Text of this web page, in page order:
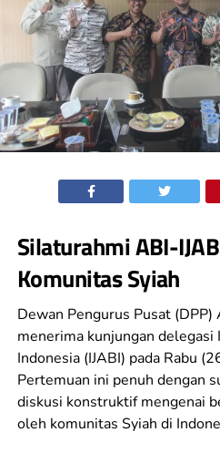
Silaturahmi ABI-
Komunitas Syiah
Dewan Pengurus Pusat
menerima kunjungan delegasi
Indonesia (IJABI) pada Rabu
Pertemuan ini penuh dengan
diskusi konstruktif mengenai
oleh komunitas Syiah di